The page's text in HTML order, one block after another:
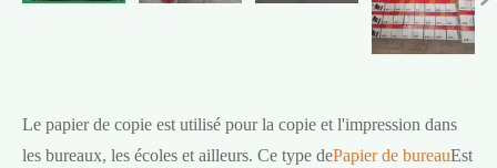
Le papier de copie est utilisé pour la copie et l'impression dans
les bureaux, les écoles et ailleurs. Ce type dePapier de bureauEst